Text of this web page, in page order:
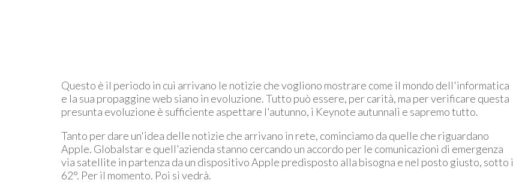
Questo è il periodo in cui arrivano le notizie che vogliono mostrare come il mondo dell'informatica
e la sua propaggine web siano in evoluzione. Tutto può essere, per carità, ma per verificare questa
presunta evoluzione è sufficiente aspettare l'autunno, i Keynote autunnali e sapremo tutto.
Tanto per dare un'idea delle notizie che arrivano in rete, cominciamo da quelle che riguardano
Apple. Globalstar e quell'azienda stanno cercando un accordo per le comunicazioni di emergenza
via satellite in partenza da un dispositivo Apple predisposto alla bisogna e nel posto giusto, sotto i
62°. Per il momento. Poi si vedrà.